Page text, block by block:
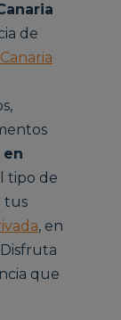
de
en
tipo de
tus
, en
que